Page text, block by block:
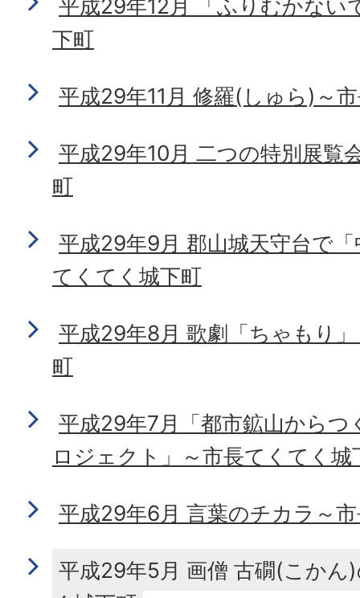
平成29年12月 「ふりむかない
下町
平成29年11月 修羅(しゅら)～
平成29年10月 二つの特別展覧
町
平成29年9月 郡山城天守台で
てくてく城下町
平成29年8月 歌劇「ちゃもり
町
平成29年7月「都市鉱山から
ロジェクト」～市長てくてく城
平成29年6月 言葉のチカラ～
平成29年5月 画僧 古礀(こかん